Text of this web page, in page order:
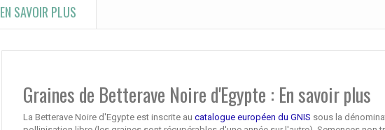
EN SAVOIR PLUS
Graines de Betterave Noire d'Egypte : En savoir plus
La Betterave Noire d'Egypte est inscrite au catalogue européen du GNIS sous la